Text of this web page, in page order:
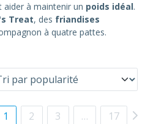
aider à maintenir un poids idéal.
Treat, des friandises
à quatre pattes.
1 2 3 … 17